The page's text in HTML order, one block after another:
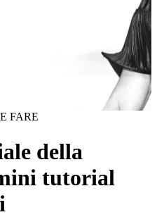
FARE
della
tutorial